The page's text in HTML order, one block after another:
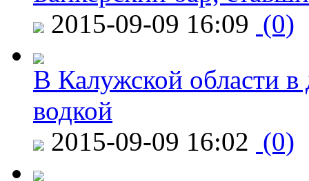
2015-09-09 16:09 (0)
В Калужской области в
водкой
2015-09-09 16:02 (0)